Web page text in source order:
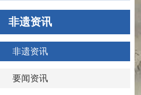
非遗资讯
非遗资讯
要闻资讯